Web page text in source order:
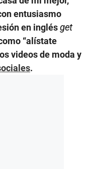
entusiasmo
en inglésget
“alístate
videos de moda y
.